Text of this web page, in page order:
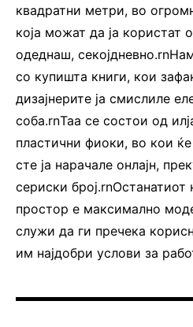
квадратни метри, во
која можат да ја користат
одеднаш,
со купишта книги, кои
дизајнерите ја смислиле
соба.rnТаа се состои од
пластични фиоки, во кои ќе
сте ја нарачале онлајн,
сериски број.rnОстанатиот
простор е максимално
служи да ги пречека
им најдобри услови за